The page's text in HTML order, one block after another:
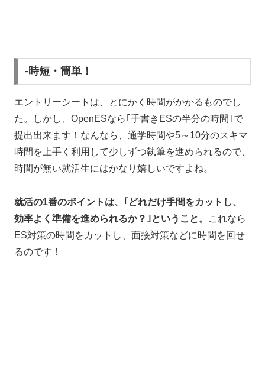
-時短・簡単！
エントリーシートは、とにかく時間がかかるものでし
た。しかし、OpenESなら｢手書きESの半分の時間｣で
提出出来ます！なんなら、通学時間や5～10分のスキマ
時間を上手く利用して少しずつ執筆を進められるので、
時間が無い就活生にはかなり嬉しいですよね。
就活の1番のポイントは、｢どれだけ手間をカットし、
効率よく準備を進められるか？｣ということ。
これなら
ES対策の時間をカットし、面接対策などに時間を回せ
るのです！